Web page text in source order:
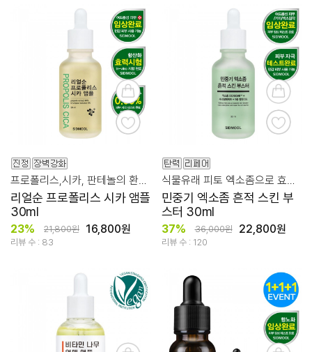
리얼순 프로폴리스 시카 앰플
30ml
23% 21,800원 16,800원
리뷰 수 : 83
민중기 엑소좀 흔적 스킨 부
스터 30ml
37% 36,000원 22,800원
리뷰 수 : 120